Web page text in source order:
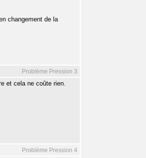
changement de la
Problème Pression 3
et cela ne coûte rien.
Problème Pression 4